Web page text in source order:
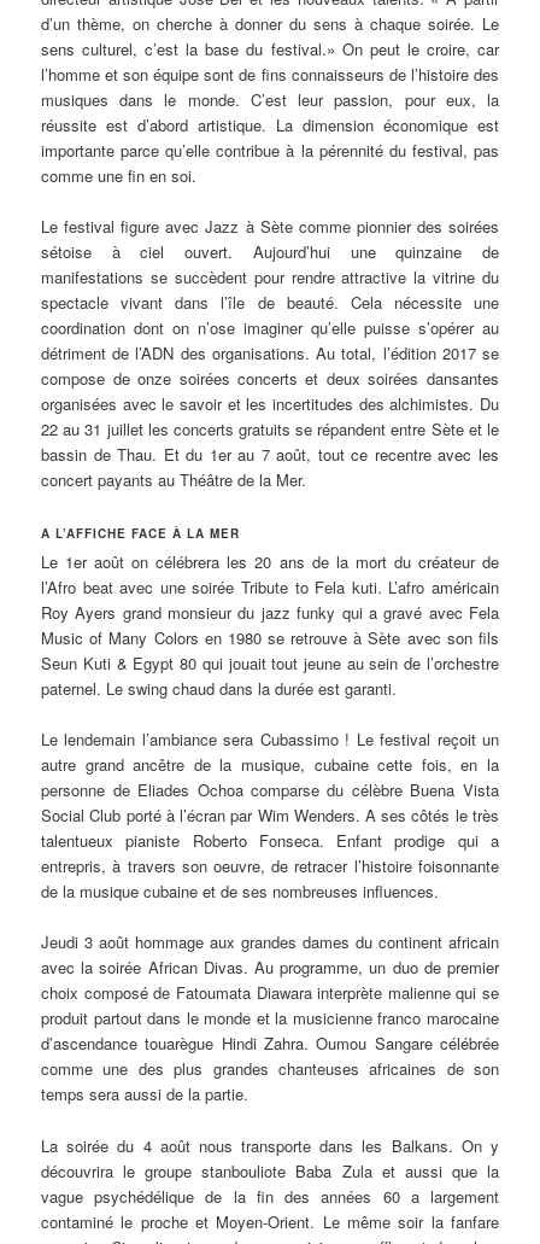
d’un thème, on cherche à donner du sens à chaque soirée. Le
sens culturel, c’est la base du festival.» On peut le croire, car
l’homme et son équipe sont de fins connaisseurs de l’histoire des
musiques dans le monde. C’est leur passion, pour eux, la
réussite est d’abord artistique. La dimension économique est
importante parce qu’elle contribue à la pérennité du festival, pas
comme une fin en soi.
Le festival figure avec Jazz à Sète comme pionnier des soirées
sétoise à ciel ouvert. Aujourd’hui une quinzaine de
manifestations se succèdent pour rendre attractive la vitrine du
spectacle vivant dans l’île de beauté. Cela nécessite une
coordination dont on n’ose imaginer qu’elle puisse s’opérer au
détriment de l’ADN des organisations. Au total, l’édition 2017 se
compose de onze soirées concerts et deux soirées dansantes
organisées avec le savoir et les incertitudes des alchimistes. Du
22 au 31 juillet les concerts gratuits se répandent entre Sète et le
bassin de Thau. Et du 1er au 7 août, tout ce recentre avec les
concert payants au Théâtre de la Mer.
A L’AFFICHE FACE À LA MER
Le 1er août on célébrera les 20 ans de la mort du créateur de
l’Afro beat avec une soirée Tribute to Fela kuti. L’afro américain
Roy Ayers grand monsieur du jazz funky qui a gravé avec Fela
Music of Many Colors en 1980 se retrouve à Sète avec son fils
Seun Kuti & Egypt 80 qui jouait tout jeune au sein de l’orchestre
paternel. Le swing chaud dans la durée est garanti.
Le lendemain l’ambiance sera Cubassimo ! Le festival reçoit un
autre grand ancêtre de la musique, cubaine cette fois, en la
personne de Eliades Ochoa comparse du célèbre Buena Vista
Social Club porté à l’écran par Wim Wenders. A ses côtés le très
talentueux pianiste Roberto Fonseca. Enfant prodige qui a
entrepris, à travers son oeuvre, de retracer l’histoire foisonnante
de la musique cubaine et de ses nombreuses influences.
Jeudi 3 août hommage aux grandes dames du continent africain
avec la soirée African Divas. Au programme, un duo de premier
choix composé de Fatoumata Diawara interprète malienne qui se
produit partout dans le monde et la musicienne franco marocaine
d’ascendance touarègue Hindi Zahra. Oumou Sangare célébrée
comme une des plus grandes chanteuses africaines de son
temps sera aussi de la partie.
La soirée du 4 août nous transporte dans les Balkans. On y
découvrira le groupe stanbouliote Baba Zula et aussi que la
vague psychédélique de la fin des années 60 a largement
contaminé le proche et Moyen-Orient. Le même soir la fanfare